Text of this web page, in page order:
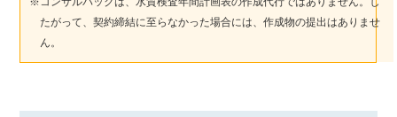
たがって、契約締結に至らなかった場合には、作成物の提出はありませ
ん。